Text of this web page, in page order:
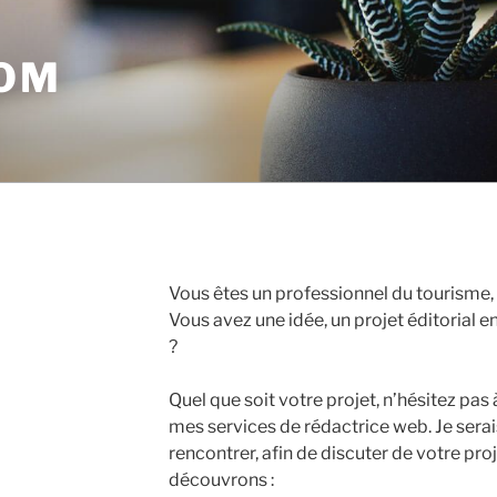
Vous êtes un professionnel du
Vous avez une idée, un projet éditorial
?
Quel que soit votre projet, n’hésitez
mes services de rédactrice web. Je
rencontrer, afin de discuter de votre
découvrons :